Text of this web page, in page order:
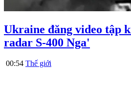
Ukraine đăng video tập
radar S-400 Nga'
00:54 Thế giới